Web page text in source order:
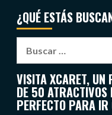
¿QUÉ ESTÁS
VISITA XCARET, UN
DE 50 ATRACTIVOS
PERFECTO PARA